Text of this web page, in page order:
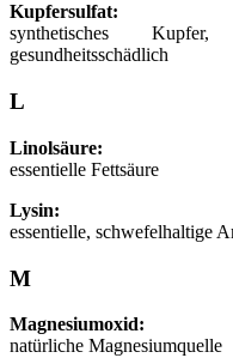
Kupfersulfat:
synthetisches
gesundheitsschädlich
L
Linolsäure:
essentielle Fettsäure
Lysin:
essentielle, schwefelhaltige
M
Magnesiumoxid:
natürliche Magnesiumquelle